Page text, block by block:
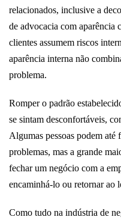
relacionados, inclusive a
de advocacia com aparência
clientes assumem riscos
aparência interna não
problema.
Romper o padrão
se sintam desconfortáveis,
Algumas pessoas podem até
problemas, mas a grande
fechar um negócio com a
encaminhá-lo ou retornar ao
Como tudo na indústria de